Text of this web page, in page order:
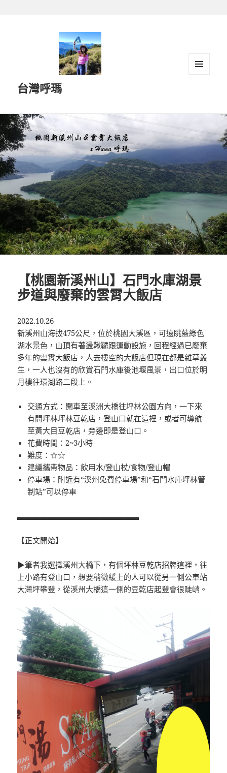
台灣呼瑪
【桃園新溪州山】石門水庫湖景
步道與廢棄的雲霄大飯店
2022.10.26
新溪州山海拔475公尺，位於桃園大溪區，可遠眺藍綠色
湖水景色，山頂有著盪鞦韆跟運動設施，回程經過已廢棄
多年的雲霄大飯店，人去樓空的大飯店但現在都是雜草叢
生，一人也沒有的欣賞石門水庫後池堰風景，出口位於明
月樓往環湖路二段上。
交通方式：開車至溪洲大橋往坪林公園方向，一下來
有間坪林坪林豆乾店，登山口就在這裡，或者可導航
至黃大目豆乾店，旁邊即是登山口。
花費時間：2~3小時
難度：☆☆
建議攜帶物品：飲用水/登山杖/食物/登山帽
停車場：附近有“溪州免費停車場”和“石門水庫坪林管
制站”可以停車
▃▃▃▃▃▃▃▃▃▃▃▃▃▃▃▃
【正文開始】
▶筆者我選擇溪州大橋下，有個坪林豆乾店招牌這裡，往
上小路有登山口，想要稍微緩上的人可以從另一側公車站
大灣坪攀登，從溪州大橋這一側的豆乾店起登會很陡峭。